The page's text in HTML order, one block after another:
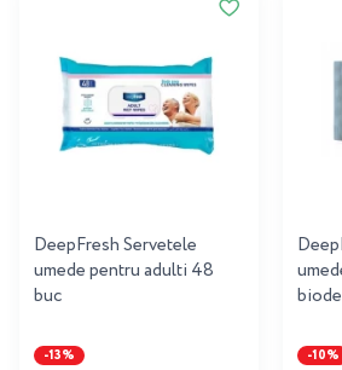
DeepFresh Servetele
umede pentru adulti 48
buc
-13% -10%